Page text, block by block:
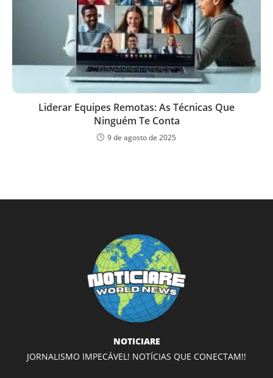
Liderar Equipes Remotas: As Técnicas Que
Ninguém Te Conta
9 de agosto de 2025
NOTICIARE
JORNALISMO IMPECÁVEL! NOTÍCIAS QUE CONECTAM!!